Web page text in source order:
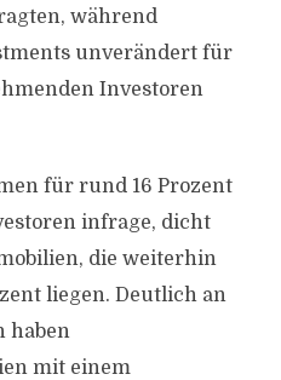
während
unverändert für
Investoren
für rund 16 Prozent
infrage, dicht
die weiterhin
liegen. Deutlich an
haben
mit einem